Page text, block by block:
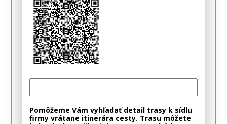
Pomôžeme Vám vyhľadať detail trasy k sídlu
firmy vrátane itinerára cesty. Trasu môžete